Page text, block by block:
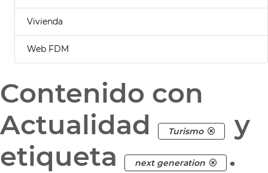
Vivienda
Web FDM
Contenido con
Actualidad
Turismo
y
etiqueta
next generation .